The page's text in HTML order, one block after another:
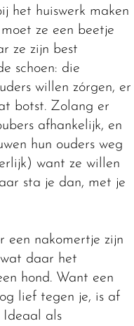
het huiswerk maken
ze een beetje
ze zijn best
schoen: die
willen zórgen, en
botst. Zolang er
afhankelijk, en
hun ouders weg
want ze willen
sta je dan, met je
een nakomertje zijn
daar het
hond. Want een
lief tegen je, is af
als